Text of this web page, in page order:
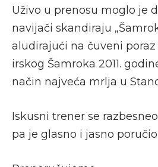
Uživo u prenosu moglo je
navijači skandiraju
aludirajući na čuveni
irskog Šamroka 2011.
način najveća mrlja u
Iskusni trener se
pa je glasno i jasno